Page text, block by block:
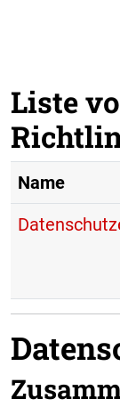
Liste
Name